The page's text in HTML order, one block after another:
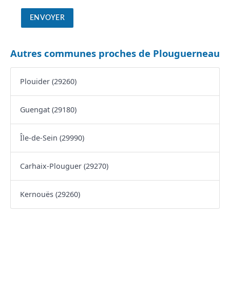
Autres communes proches de Plouguerneau
Plouider (29260)
Guengat (29180)
Île-de-Sein (29990)
Carhaix-Plouguer (29270)
Kernouës (29260)